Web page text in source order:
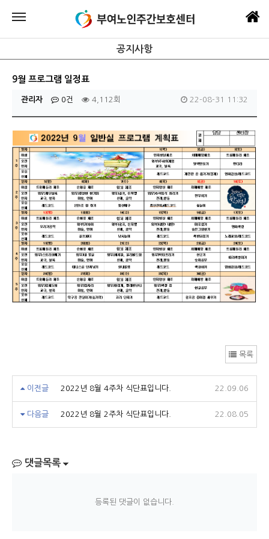
공지사항
9월 프로그램 일정표
관리자 0건 4,112회 22-08-31 11:32
목록
이전글 2022년 8월 4주차 식단표입니다. 22.09.06
다음글 2022년 8월 2주차 식단표입니다. 22.08.05
댓글목록
등록된 댓글이 없습니다.